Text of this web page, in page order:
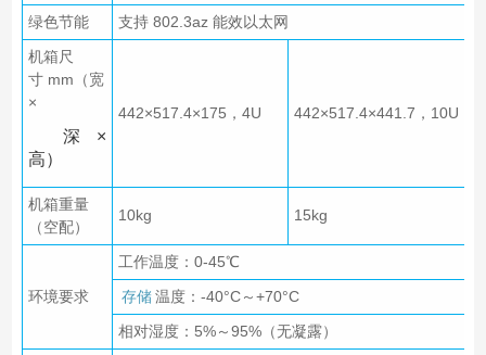
绿色节能
支持 802.3az 能效以太网
机箱尺
寸 mm（宽
×
深×
高）
442×517.4×175，4U 442×517.4×441.7，10U
机箱重量
（空配）
10kg 15kg
环境要求
工作温度：0-45℃
存储 温度：-40°C～+70°C
相对湿度：5%～95%（无凝露）